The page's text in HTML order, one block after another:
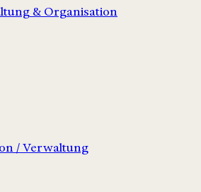
& Organisation
/ Verwaltung